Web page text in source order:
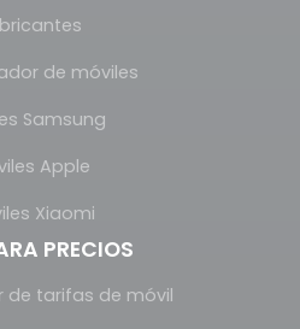
de móviles
Samsung
Apple
Xiaomi
PRECIOS
de tarifas de móvil